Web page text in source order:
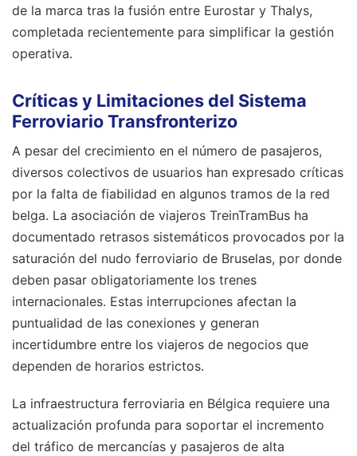
de la marca tras la fusión entre Eurostar y Thalys,
completada recientemente para simplificar la gestión
operativa.
Críticas y Limitaciones del Sistema
Ferroviario Transfronterizo
A pesar del crecimiento en el número de pasajeros,
diversos colectivos de usuarios han expresado críticas
por la falta de fiabilidad en algunos tramos de la red
belga. La asociación de viajeros TreinTramBus ha
documentado retrasos sistemáticos provocados por la
saturación del nudo ferroviario de Bruselas, por donde
deben pasar obligatoriamente los trenes
internacionales. Estas interrupciones afectan la
puntualidad de las conexiones y generan
incertidumbre entre los viajeros de negocios que
dependen de horarios estrictos.
La infraestructura ferroviaria en Bélgica requiere una
actualización profunda para soportar el incremento
del tráfico de mercancías y pasajeros de alta